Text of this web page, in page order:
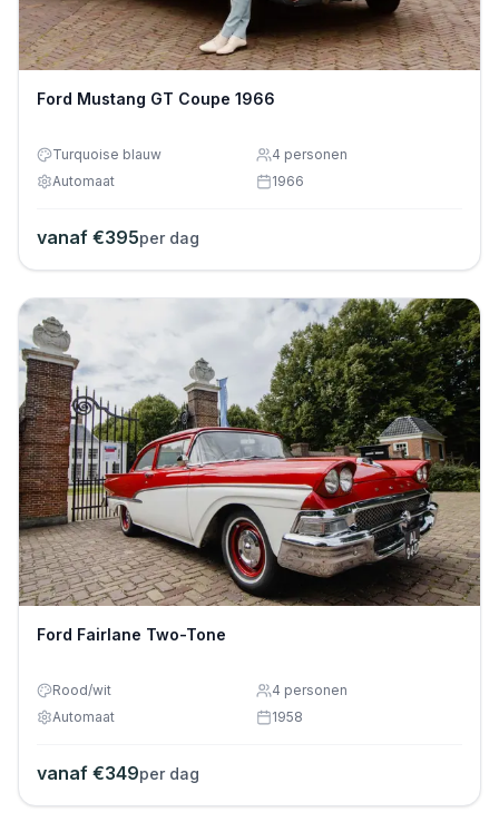
Ford Mustang GT Coupe 1966
Turquoise blauw 4 personen
Automaat
1966
vanaf €395per dag
Ford Fairlane Two-Tone
Rood/wit 4 personen
Automaat
1958
vanaf €349per dag